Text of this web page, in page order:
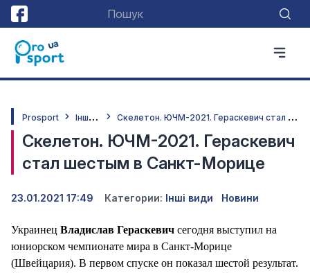
Prosport І
нші види С
келетон. ЮЧМ-2021. Гераскевич стал шестым в Санкт-Морице
Скелетон. ЮЧМ-2021. Гераскевич
стал шестым в Санкт-Морице
23.01.2021 17:49 Категории: Інші види Новини
Украинец Владислав Гераскевич сегодня выступил на
юниорском чемпионате мира в Санкт-Морице
(Швейцария). В первом спуске он показал шестой результат.